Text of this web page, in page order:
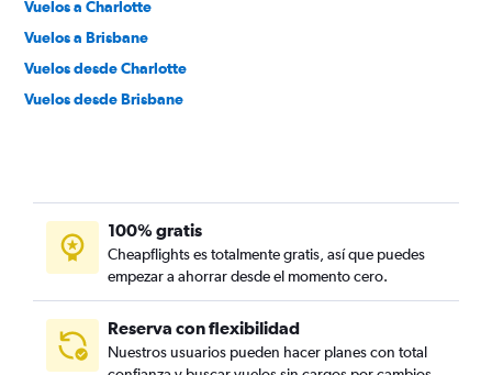
Vuelos a Charlotte
Vuelos a Brisbane
Vuelos desde Charlotte
Vuelos desde Brisbane
100% gratis
Cheapflights es totalmente gratis, así que puedes
empezar a ahorrar desde el momento cero.
Reserva con flexibilidad
Nuestros usuarios pueden hacer planes con total